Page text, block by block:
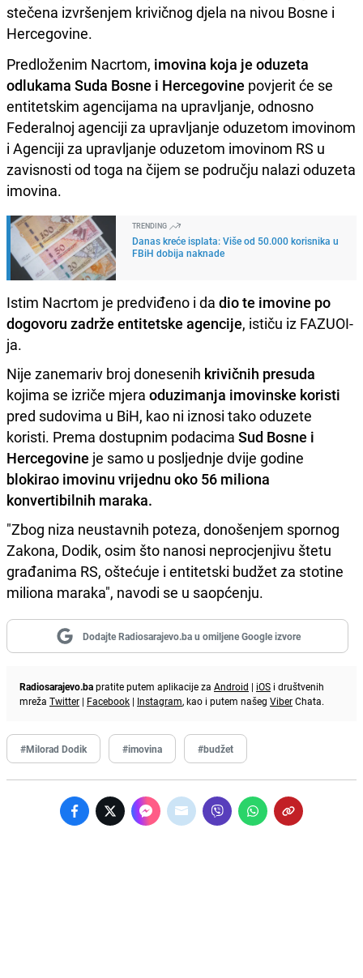
stečena izvršenjem krivičnog djela na nivou Bosne i
Hercegovine.
Predloženim Nacrtom, imovina koja je oduzeta
odlukama Suda Bosne i Hercegovine povjerit će se
entitetskim agencijama na upravljanje, odnosno
Federalnoj agenciji za upravljanje oduzetom imovinom
i Agenciji za upravljanje oduzetom imovinom RS u
zavisnosti od toga na čijem se području nalazi oduzeta
imovina.
TRENDING
Danas kreće isplata: Više od 50.000 korisnika u
FBiH dobija naknade
Istim Nacrtom je predviđeno i da dio te imovine po
dogovoru zadrže entitetske agencije, ističu iz FAZUOI-
ja.
Nije zanemariv broj donesenih krivičnih presuda
kojima se izriče mjera oduzimanja imovinske koristi
pred sudovima u BiH, kao ni iznosi tako oduzete
koristi. Prema dostupnim podacima Sud Bosne i
Hercegovine je samo u posljednje dvije godine
blokirao imovinu vrijednu oko 56 miliona
konvertibilnih maraka.
"Zbog niza neustavnih poteza, donošenjem spornog
Zakona, Dodik, osim što nanosi neprocjenjivu štetu
građanima RS, oštećuje i entitetski budžet za stotine
miliona maraka", navodi se u saopćenju.
Dodajte Radiosarajevo.ba u omiljene Google izvore
Radiosarajevo.bapratite putem aplikacije za Android | iOS i društvenih
mreža Twitter | Facebook | Instagram, kao i putem našeg ViberChata.
#Milorad Dodik #imovina #budžet